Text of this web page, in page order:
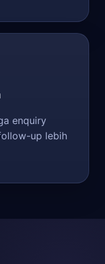
enquiry
up lebih